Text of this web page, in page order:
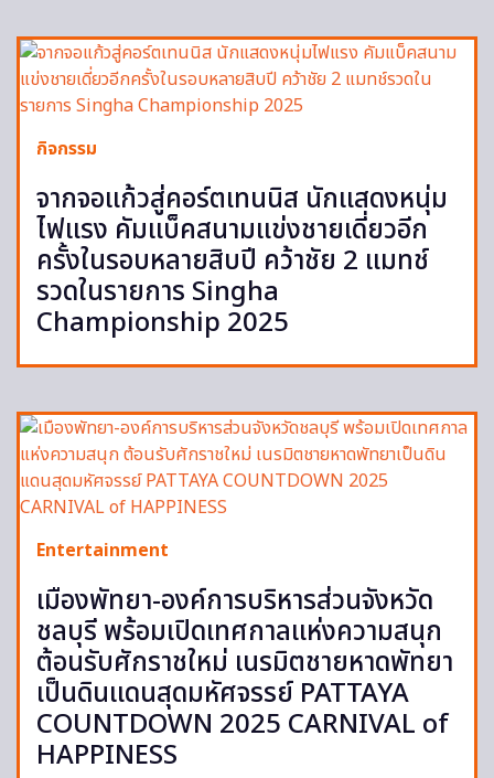
กิจกรรม
จากจอแก้วสู่คอร์ตเทนนิส นักแสดงหนุ่ม
ไฟแรง คัมแบ็คสนามแข่งชายเดี่ยวอีก
ครั้งในรอบหลายสิบปี คว้าชัย 2 แมทช์
รวดในรายการ Singha
Championship 2025
Entertainment
เมืองพัทยา-องค์การบริหารส่วนจังหวัด
ชลบุรี พร้อมเปิดเทศกาลแห่งความสนุก
ต้อนรับศักราชใหม่ เนรมิตชายหาดพัทยา
เป็นดินแดนสุดมหัศจรรย์ PATTAYA
COUNTDOWN 2025 CARNIVAL of
HAPPINESS